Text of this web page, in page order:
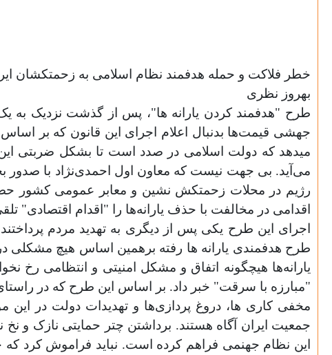
خطر فلاکت و حمله هدفمند نظام اسلامی به زحمتکشان
بهروز نظری
طرح "هدفمند کردن یارانه ها"، پس از گذشت نزدیک به
جهشی قیمت‌ها بدنبال اعلام اجرای این قانون که بر
میدهد که دولت اسلامی در صدد است تا بشکل ضربتی
می‌‌آید. بی‌ جهت نیست که معاون اول احمدی‌نژاد با صدور
رژیم در محلات زحمتکش نشین و معابر عمومی کشور
اقدامی در مخالفت با حذف یارانه‌ها را "اقدام اقتصادی"
اجرای این طرح یکی‌ پس از دیگری به تهدید مردم
طرح هدفمندی یارانه ها رفته برهمین اساس هیچ مشکلی
یارانه‌ها هیچگونه اتفاق و مشکل امنیتی و انتظامی رخ
"مبارزه با سرقت" خبر داد. بر اساس این طرح که در
مخفی‌ کاری ها، دروغ پردازی‌ها و تهدیدات دولت در
جمعیت ایران آگاه هستند. برداشتن چتر حمایتی نازک و نخ
این نظام جهنمی فراهم کرده است. نباید فراموش کرد